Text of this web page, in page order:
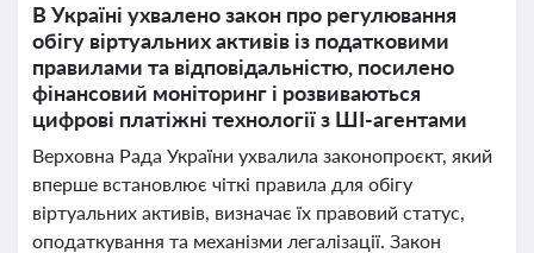
В Україні ухвалено закон про регулювання
обігу віртуальних активів із податковими
правилами та відповідальністю, посилено
фінансовий моніторинг і розвиваються
цифрові платіжні технології з ШІ-агентами
Верховна Рада України ухвалила законопроєкт, який
вперше встановлює чіткі правила для обігу
віртуальних активів, визначає їх правовий статус,
оподаткування та механізми легалізації. Закон